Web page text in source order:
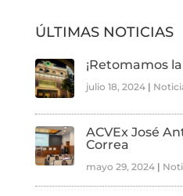
ÚLTIMAS NOTICIAS
¡Retomamos
julio 18, 2024|
ACVEx José
Correa
mayo 29, 2024|